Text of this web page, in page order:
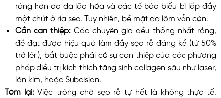
ràng hơn do da lão hóa và các tế bào biểu bì lấp đầy
một chút ở rìa sẹo. Tuy nhiên, bề mặt da lõm vẫn còn.
Cần can thiệp: Các chuyên gia đều thống nhất rằng,
để đạt được hiệu quả làm đầy sẹo rỗ đáng kể (từ 50%
trở lên), bắt buộc phải có sự can thiệp của các phương
pháp điều trị kích thích tăng sinh collagen sâu như laser,
lăn kim, hoặc Subcision.
Tóm lại:Việc trông chờ sẹo rỗ tự hết là không thực tế.